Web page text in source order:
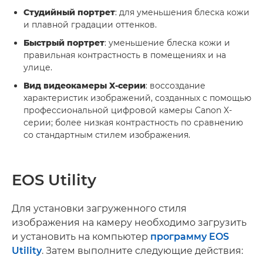
Студийный портрет: для уменьшения блеска кожи
и плавной градации оттенков.
Быстрый портрет: уменьшение блеска кожи и
правильная контрастность в помещениях и на
улице.
Вид видеокамеры X-серии: воссоздание
характеристик изображений, созданных с помощью
профессиональной цифровой камеры Canon X-
серии; более низкая контрастность по сравнению
со стандартным стилем изображения.
EOS Utility
Для установки загруженного стиля
изображения на камеру необходимо загрузить
и установить на компьютер программу EOS
Utility. Затем выполните следующие действия: